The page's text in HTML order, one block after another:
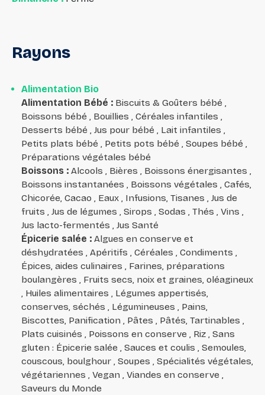
Rayons
Alimentation Bio
Alimentation Bébé : Biscuits & Goûters bébé ,
Boissons bébé , Bouillies , Céréales infantiles ,
Desserts bébé , Jus pour bébé , Lait infantiles ,
Petits plats bébé , Petits pots bébé , Soupes bébé ,
Préparations végétales bébé
Boissons : Alcools , Bières , Boissons énergisantes ,
Boissons instantanées , Boissons végétales , Cafés,
Chicorée, Cacao , Eaux , Infusions, Tisanes , Jus de
fruits , Jus de légumes , Sirops , Sodas , Thés , Vins ,
Jus lacto-fermentés , Jus Santé
Épicerie salée : Algues en conserve et
déshydratées , Apéritifs , Céréales , Condiments ,
Épices, aides culinaires , Farines, préparations
boulangères , Fruits secs, noix et graines, oléagineux
, Huiles alimentaires , Légumes appertisés,
conserves, séchés , Légumineuses , Pains,
Biscottes, Panification , Pâtes , Pâtés, Tartinables ,
Plats cuisinés , Poissons en conserve , Riz , Sans
gluten : Épicerie salée , Sauces et coulis , Semoules,
couscous, boulghour , Soupes , Spécialités végétales,
végétariennes , Vegan , Viandes en conserve ,
Saveurs du Monde